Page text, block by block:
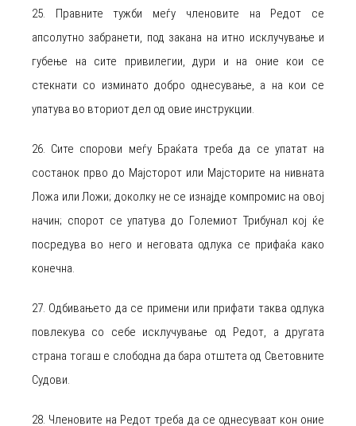
25. Правните тужби меѓу членовите на Редот се
апсолутно забранети, под закана на итно исклучување и
губење на сите привилегии, дури и на оние кои се
стекнати со изминато добро однесување, а на кои се
упатува во вториот дел од овие инструкции.
26. Сите спорови меѓу Браќата треба да се упатат на
состанок прво до Мајсторот или Мајсторите на нивната
Ложа или Ложи; доколку не се изнајде компромис на овој
начин; спорот се упатува до Големиот Трибунал кој ќе
посредува во него и неговата одлука се прифаќа како
конечна.
27. Одбивањето да се примени или прифати таква одлука
повлекува со себе исклучување од Редот, а другата
страна тогаш е слободна да бара отштета од Световните
Судови.
28. Членовите на Редот треба да се однесуваат кон оние